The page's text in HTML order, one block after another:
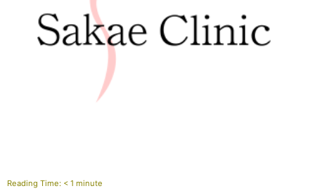
Reading Time: < 1 minute